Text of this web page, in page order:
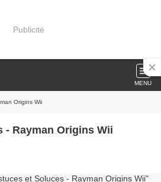
Publicité
MENU
Origins Wii
- Rayman Origins Wii